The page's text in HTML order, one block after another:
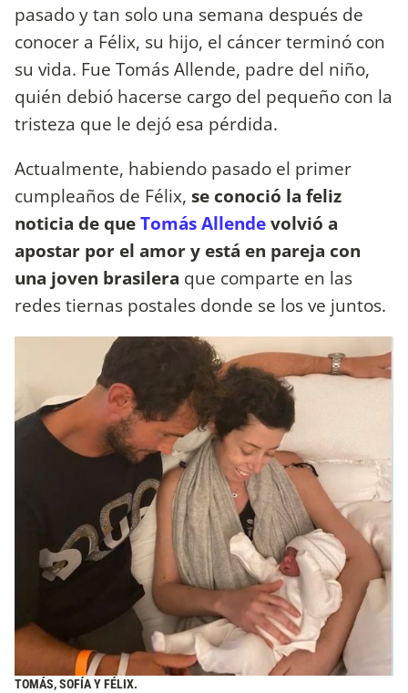
pasado y tan solo una semana después de
conocer a Félix, su hijo, el cáncer terminó con
su vida. Fue Tomás Allende, padre del niño,
quién debió hacerse cargo del pequeño con la
tristeza que le dejó esa pérdida.
Actualmente, habiendo pasado el primer
cumpleaños de Félix, se conoció la feliz
noticia de queTomás Allendevolvió a
apostar por el amor y está en pareja con
una joven brasilera que comparte en las
redes tiernas postales donde se los ve juntos.
TOMÁS, SOFÍA Y FÉLIX.